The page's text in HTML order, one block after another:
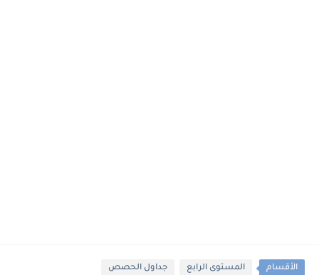
الأقسام المستوى الرابع جداول الحصص